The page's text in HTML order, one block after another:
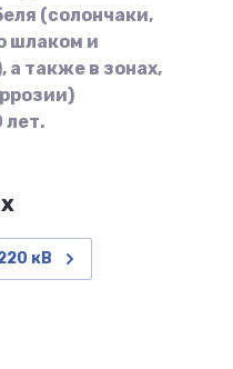
(солончаки,
шлаком и
а также в зонах,
лет.
кВ